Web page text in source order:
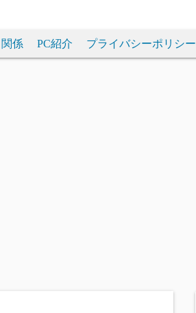
係 PC紹介 プライバシーポリシ